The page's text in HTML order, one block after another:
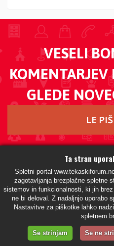
VESELI
KOMENTARJEV
GLEDE
LE
Uredništvo Oglaševanje
Pogoji in pravila
HandCrafted With In
- Vsi časi so
Ta stran
Spletni portal
zagotavljanja brezplačne spletne
sistemov in funkcionalnosti, ki jih
ne bi deloval. Z nadaljnjo uporabo
Nastavitve za piškotke lahko
spletnem
Se strinjam Se ne